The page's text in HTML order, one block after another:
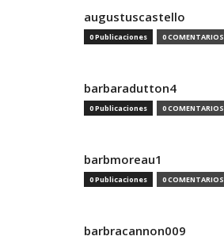
augustuscastello
0 Publicaciones 0 COMENTARIOS
barbaradutton4
0 Publicaciones 0 COMENTARIOS
barbmoreau1
0 Publicaciones 0 COMENTARIOS
barbracannon009